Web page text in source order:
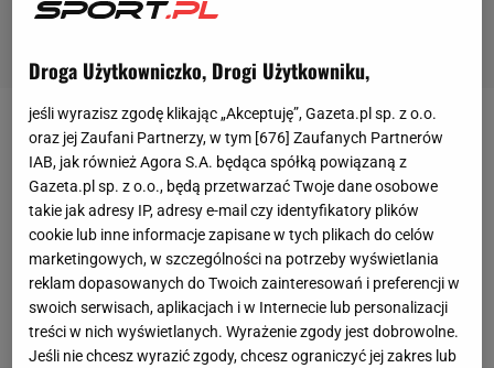
KamilStochma trzy złote medaleigrzysk
olimpijskich, dwie Kryształowe Kule, trzy wygrane
Turnieje Czterech Skoczni, tytuł mistrza i
wicemistrza świata wskokachoraz wicemistrza
świata w lotach. Jest jednym z najlepszych
skoczków w historii. Ale aktualnie jest tak słaby, że
po prostu żal patrzeć, jak bardzo się męczy.
Droga Użytkowniczko, Drogi Użytkowniku,
jeśli wyrazisz zgodę klikając „Akceptuję”, Gazeta.pl sp. z o.o.
oraz jej Zaufani Partnerzy, w tym [676] Zaufanych Partnerów
IAB, jak również Agora S.A. będąca spółką powiązaną z
Gazeta.pl sp. z o.o., będą przetwarzać Twoje dane osobowe
takie jak adresy IP, adresy e-mail czy identyfikatory plików
cookie lub inne informacje zapisane w tych plikach do celów
marketingowych, w szczególności na potrzeby wyświetlania
reklam dopasowanych do Twoich zainteresowań i preferencji w
swoich serwisach, aplikacjach i w Internecie lub personalizacji
treści w nich wyświetlanych. Wyrażenie zgody jest dobrowolne.
Jeśli nie chcesz wyrazić zgody, chcesz ograniczyć jej zakres lub